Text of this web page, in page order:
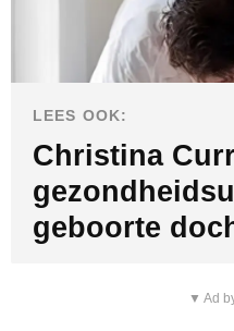
LEES OOK:
Christina
geboorte
▼ Ad